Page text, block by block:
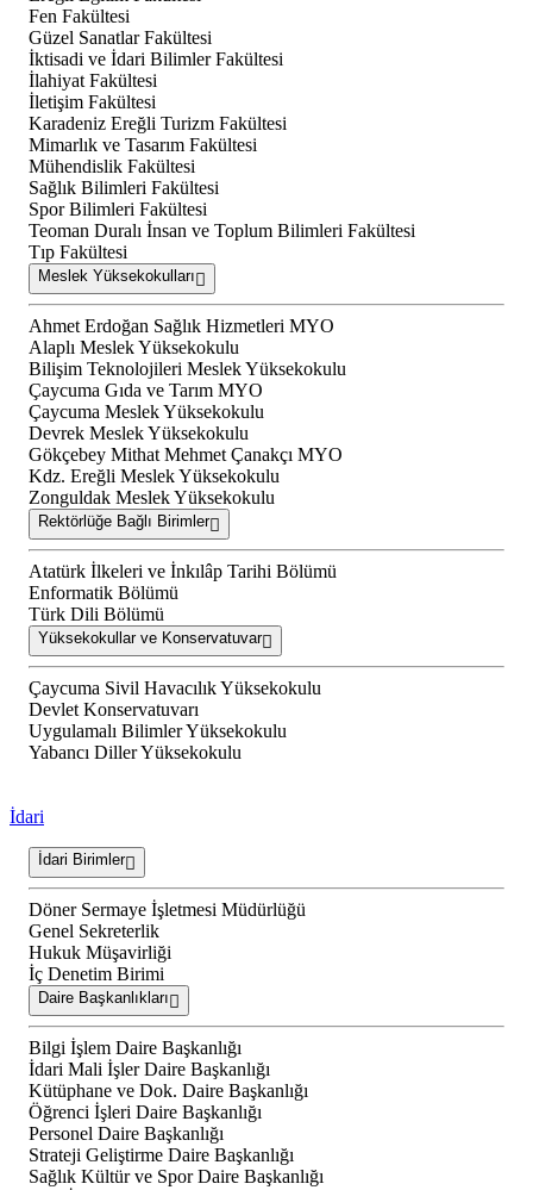
Fen Fakültesi
Güzel Sanatlar Fakültesi
İktisadi ve İdari Bilimler Fakültesi
İlahiyat Fakültesi
İletişim Fakültesi
Karadeniz Ereğli Turizm Fakültesi
Mimarlık ve Tasarım Fakültesi
Mühendislik Fakültesi
Sağlık Bilimleri Fakültesi
Spor Bilimleri Fakültesi
Teoman Duralı İnsan ve Toplum Bilimleri Fakültesi
Tıp Fakültesi
Meslek Yüksekokulları
Ahmet Erdoğan Sağlık Hizmetleri MYO
Alaplı Meslek Yüksekokulu
Bilişim Teknolojileri Meslek Yüksekokulu
Çaycuma Gıda ve Tarım MYO
Çaycuma Meslek Yüksekokulu
Devrek Meslek Yüksekokulu
Gökçebey Mithat Mehmet Çanakçı MYO
Kdz. Ereğli Meslek Yüksekokulu
Zonguldak Meslek Yüksekokulu
Rektörlüğe Bağlı Birimler
Atatürk İlkeleri ve İnkılâp Tarihi Bölümü
Enformatik Bölümü
Türk Dili Bölümü
Yüksekokullar ve Konservatuvar
Çaycuma Sivil Havacılık Yüksekokulu
Devlet Konservatuvarı
Uygulamalı Bilimler Yüksekokulu
Yabancı Diller Yüksekokulu
İdari
İdari Birimler
Döner Sermaye İşletmesi Müdürlüğü
Genel Sekreterlik
Hukuk Müşavirliği
İç Denetim Birimi
Daire Başkanlıkları
Bilgi İşlem Daire Başkanlığı
İdari Mali İşler Daire Başkanlığı
Kütüphane ve Dok. Daire Başkanlığı
Öğrenci İşleri Daire Başkanlığı
Personel Daire Başkanlığı
Strateji Geliştirme Daire Başkanlığı
Sağlık Kültür ve Spor Daire Başkanlığı